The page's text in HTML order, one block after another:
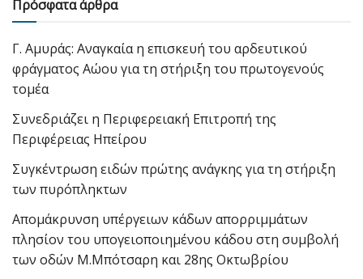
Πρόσφατα άρθρα
Γ. Αμυράς: Αναγκαία η επισκευή του αρδευτικού
φράγματος Αώου για τη στήριξη του πρωτογενούς
τομέα
Συνεδριάζει η Περιφερειακή Επιτροπή της
Περιφέρειας Ηπείρου
Συγκέντρωση ειδών πρώτης ανάγκης για τη στήριξη
των πυρόπληκτων
Απομάκρυνση υπέργειων κάδων απορριμμάτων
πλησίον του υπογειοποιημένου κάδου στη συμβολή
των οδών Μ.Μπότσαρη και 28ης Οκτωβρίου